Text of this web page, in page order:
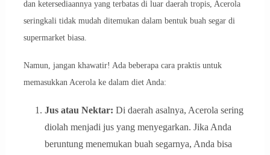
dan ketersediaannya yang terbatas di luar daerah tropis, Acerola
seringkali tidak mudah ditemukan dalam bentuk buah segar di
supermarket biasa.
Namun, jangan khawatir! Ada beberapa cara praktis untuk
memasukkan Acerola ke dalam diet Anda:
Jus atau Nektar: Di daerah asalnya, Acerola sering
diolah menjadi jus yang menyegarkan. Jika Anda
beruntung menemukan buah segarnya, Anda bisa